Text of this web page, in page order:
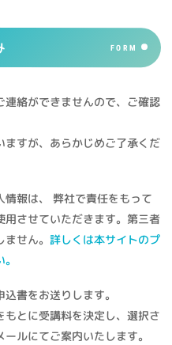
FORM
絡ができませんので、ご確認
すが、あらかじめご了承くだ
報は、 弊社で責任をもって
させていただきます。第三者
ません。詳しくは本サイトのプ
書をお送りします。
とに受講料を決定し、選択さ
ルにてご案内いたします。